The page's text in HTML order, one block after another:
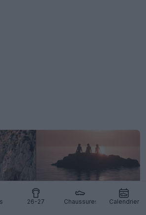
26-27 Chaussures Calendrier